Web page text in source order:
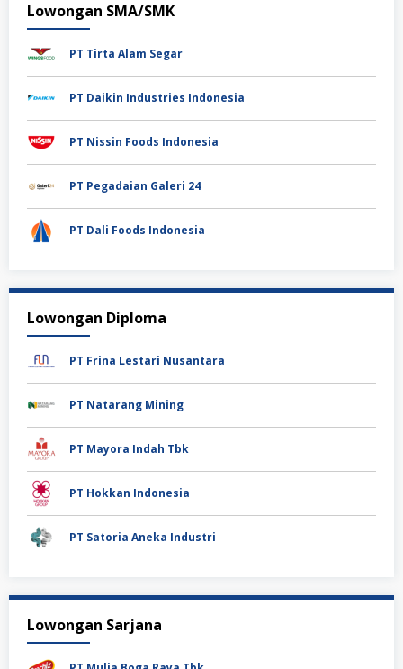
Lowongan SMA/SMK
PT Tirta Alam Segar
PT Daikin Industries Indonesia
PT Nissin Foods Indonesia
PT Pegadaian Galeri 24
PT Dali Foods Indonesia
Lowongan Diploma
PT Frina Lestari Nusantara
PT Natarang Mining
PT Mayora Indah Tbk
PT Hokkan Indonesia
PT Satoria Aneka Industri
Lowongan Sarjana